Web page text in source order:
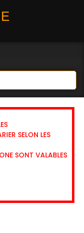
SELON LES
SONT VALABLES